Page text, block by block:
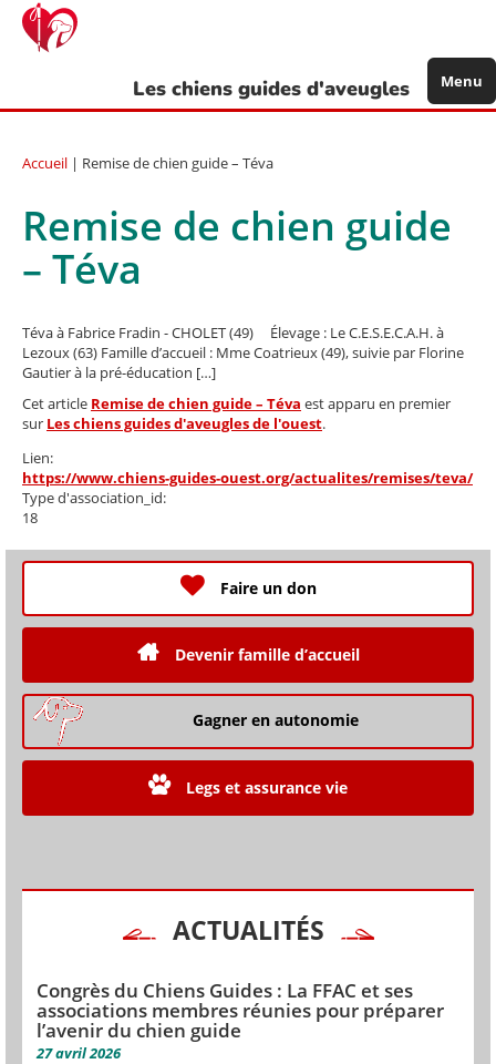
Aller
contenu
Les chiens guides d'aveugles Menu
Accueil | Remise de chien guide – Téva
Remise de chien guide
– Téva
Téva à Fabrice Fradin - CHOLET (49) Élevage : Le C.E.S.E.C.A.H. à
Lezoux (63) Famille d’accueil : Mme Coatrieux (49), suivie par Florine
Gautier à la pré-éducation […]
Cet article Remise de chien guide – Téva est apparu en premier
sur Les chiens guides d'aveugles de l'ouest.
Lien:
https://www.chiens-guides-ouest.org/actualites/remises/teva/
Type d'association_id:
18
Faire un don
Devenir famille d’accueil
Gagner en autonomie
Legs et assurance vie
ACTUALITÉS
Congrès du Chiens Guides : La FFAC et ses
associations membres réunies pour préparer
l’avenir du chien guide
27 avril 2026